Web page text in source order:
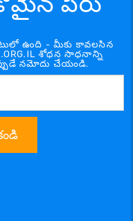
ఉంది - మీకు కావలసిన
శోధన సాధనాన్ని
నమోదు చేయండి.